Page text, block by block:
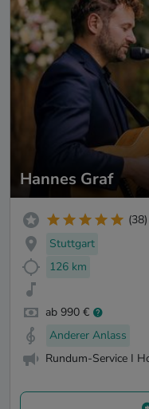
Hannes Graf
(38)
Stuttgart
126 km
ab 990 €
Anderer Anlass
Rundum-Service I